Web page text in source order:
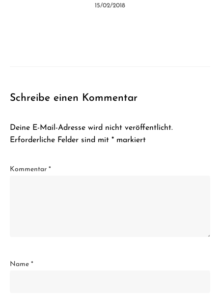
15/02/2018
Schreibe einen Kommentar
Deine E-Mail-Adresse wird nicht veröffentlicht.
Erforderliche Felder sind mit * markiert
Kommentar *
Name *